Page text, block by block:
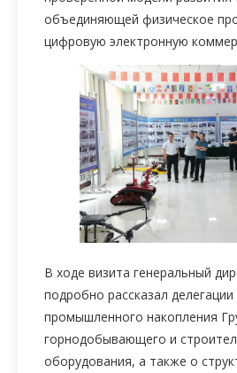
объединяющей физическое
цифровую электронную
В ходе визита генеральный
подробно рассказал делегации
промышленного накопления
горнодобывающего и
оборудования, а также о